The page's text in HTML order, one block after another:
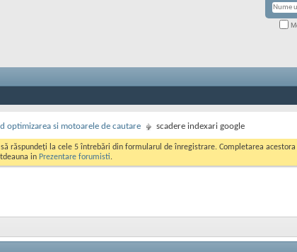
optimizarea si motoarele de cautare scadere indexari google
răspundeți la cele 5 întrebări din formularul de înregistrare. Completarea
in Prezentare forumisti.